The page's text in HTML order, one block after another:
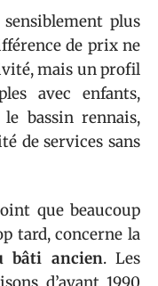
plus
de prix ne
mais un profil
avec enfants,
bassin rennais,
de services sans
que beaucoup
tard, concerne la
bâti ancien. Les
d’avant 1990